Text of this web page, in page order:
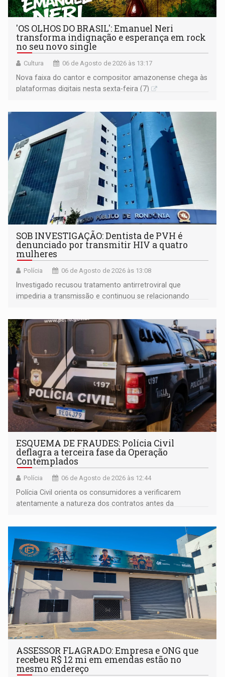
'OS OLHOS DO BRASIL': Emanuel Neri
transforma indignação e esperança em rock
no seu novo single
Cultura 06 de Agosto de 2026 às 13:17
Nova faixa do cantor e compositor amazonense chega às
plataformas digitais nesta sexta-feira (7)
SOB INVESTIGAÇÃO: Dentista de PVH é
denunciado por transmitir HIV a quatro
mulheres
Polícia 06 de Agosto de 2026 às 13:08
Investigado recusou tratamento antirretroviral que
impediria a transmissão e continuou se relacionando
ESQUEMA DE FRAUDES: Polícia Civil
deflagra a terceira fase da Operação
Contemplados
Polícia 06 de Agosto de 2026 às 12:44
Polícia Civil orienta os consumidores a verificarem
atentamente a natureza dos contratos antes da
ASSESSOR FLAGRADO: Empresa e ONG que
recebeu R$ 12 mi em emendas estão no
mesmo endereço